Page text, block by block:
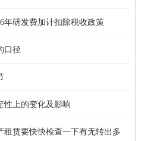
年研发费加计扣除税收政策
口径
性上的变化及影响
租赁要快快检查一下有无转出多